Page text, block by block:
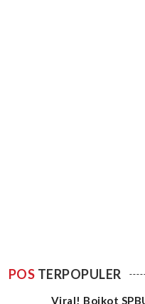
POS TERPOPULER
Viral! Boikot